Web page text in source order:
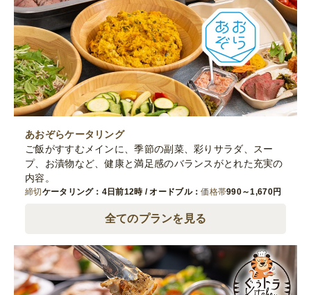
あおぞらケータリング
ご飯がすすむメインに、季節の副菜、彩りサラダ、スー
プ、お漬物など、健康と満足感のバランスがとれた充実の
内容。
締切ケータリング：4日前12時 / オードブル：価格帯990～1,670円
全てのプランを見る